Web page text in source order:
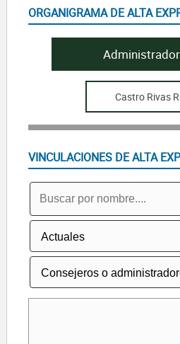
ORGANIGRAMA DE ALTA
Castro Rivas
VINCULACIONES DE ALTA